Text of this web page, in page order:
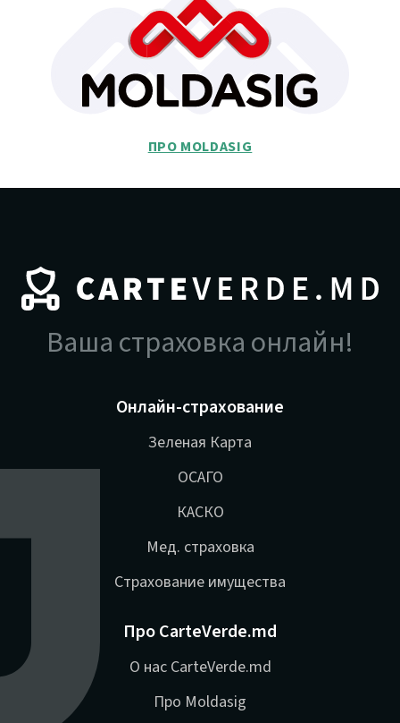
ПРО MOLDASIG
Ваша страховка онлайн!
Онлайн-страхование
Зеленая Карта
ОСАГО
КАСКО
Мед. страховка
Страхование имущества
Про CarteVerde.md
О нас CarteVerde.md
Про Moldasig